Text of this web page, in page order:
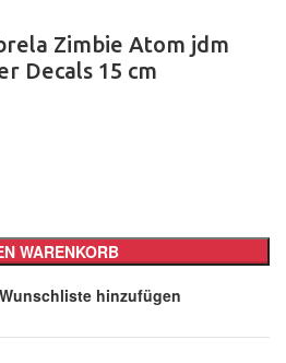
Zimbie Atom jdm
Decals 15 cm
WARENKORB
hinzufügen